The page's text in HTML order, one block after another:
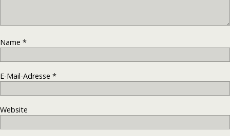
Name *
E-Mail-Adresse *
Website